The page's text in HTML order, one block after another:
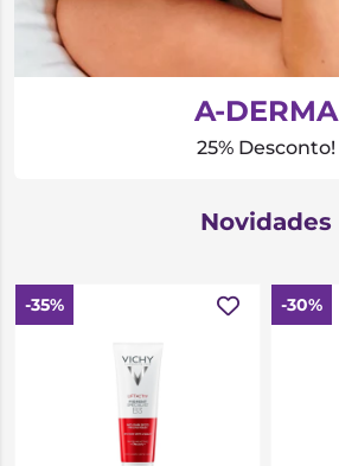
A-DERMA
25% Desconto!
Novidades
-35% -30%